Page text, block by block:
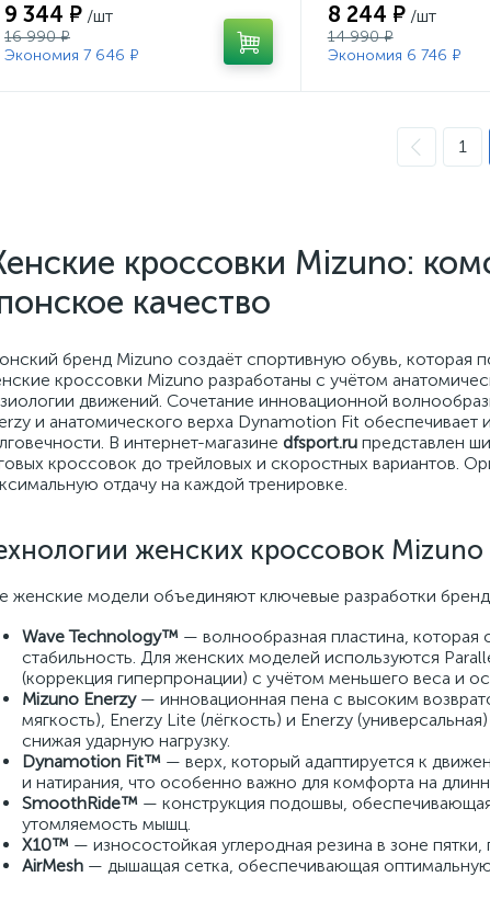
9 344 ₽ /шт
16 990 ₽
Экономия 7 646 ₽
8 244 ₽ /шт
14 990 ₽
Экономия 6 746 ₽
1
кроссовки Mizuno:
качество
бренд Mizuno создаёт спортивную обувь, которая
кроссовки Mizuno разработаны с учётом
движений. Сочетание инновационной
и анатомического верха Dynamotion Fit обеспечивает
В интернет-магазине dfsport.ru представлен
кроссовок до трейловых и скоростных вариантов.
отдачу на каждой тренировке.
женских кроссовок Mizuno
женские модели объединяют ключевые разработки
Wave Technology™ — волнообразная пластина,
стабильность. Для женских моделей используются
(коррекция гиперпронации) с учётом меньшего веса и
Mizuno Enerzy— инновационная пена с высоким
мягкость), Enerzy Lite (лёгкость) и Enerzy
снижая ударную нагрузку.
Dynamotion Fit™ — верх, который адаптируется к
и натирания, что особенно важно для комфорта на
SmoothRide™ — конструкция подошвы,
утомляемость мышц.
X10™ — износостойкая углеродная резина в зоне
AirMesh — дышащая сетка, обеспечивающая